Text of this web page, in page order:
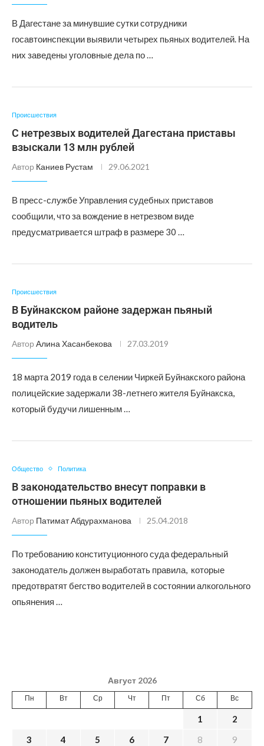
В Дагестане за минувшие сутки сотрудники
госавтоинспекции выявили четырех пьяных водителей. На
них заведены уголовные дела по …
Происшествия
С нетрезвых водителей Дагестана приставы
взыскали 13 млн рублей
Автор Каниев Рустам 29.06.2021
В пресс-службе Управления судебных приставов
сообщили, что за вождение в нетрезвом виде
предусматривается штраф в размере 30 …
Происшествия
В Буйнакском районе задержан пьяный
водитель
Автор Алина Хасанбекова 27.03.2019
18 марта 2019 года в селении Чиркей Буйнакского района
полицейские задержали 38-летнего жителя Буйнакска,
который будучи лишенным …
Общество Политика
В законодательство внесут поправки в
отношении пьяных водителей
Автор Патимат Абдурахманова 25.04.2018
По требованию конституционного суда федеральный
законодатель должен выработать правила, которые
предотвратят бегство водителей в состоянии алкогольного
опьянения …
Август 2026
Пн Вт Ср Чт Пт Сб Вс
1
2
3
4 5 6 7 8
9